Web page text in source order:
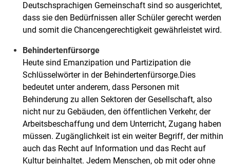
Deutschsprachigen Gemeinschaft sind so ausgerichtet,
dass sie den Bedürfnissen aller Schüler gerecht werden
und somit die Chancengerechtigkeit gewährleistet wird.
Behindertenfürsorge
Heute sind Emanzipation und Partizipation die
Schlüsselwörter in der Behindertenfürsorge.Dies
bedeutet unter anderem, dass Personen mit
Behinderung zu allen Sektoren der Gesellschaft, also
nicht nur zu Gebäuden, den öffentlichen Verkehr, der
Arbeitsbeschaffung und dem Unterricht, Zugang haben
müssen. Zugänglichkeit ist ein weiter Begriff, der mithin
auch das Recht auf Information und das Recht auf
Kultur beinhaltet. Jedem Menschen, ob mit oder ohne